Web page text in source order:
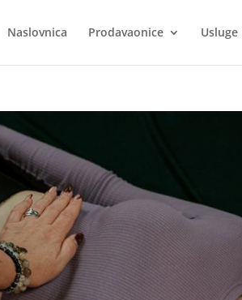
Naslovnica Prodavaonice Usluge